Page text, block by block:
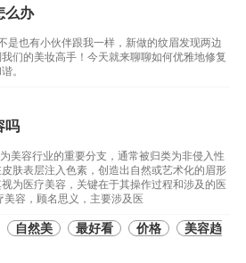
么办
是也有小伙伴跟我一样，新做的纹眉发现两边
们的美妆高手！今天就来聊聊如何优雅地修复
。
吗
美容行业的重要分支，通常被归类为非侵入性
肤表层注入色素，创造出自然或艺术化的眉形
为医疗美容，关键在于其操作过程和涉及的医
容，顾名思义，主要涉及医
自然美 最好看 价格
美容趋